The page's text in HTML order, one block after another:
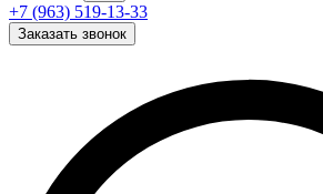
+7 (963) 519-13-33
Заказать звонок